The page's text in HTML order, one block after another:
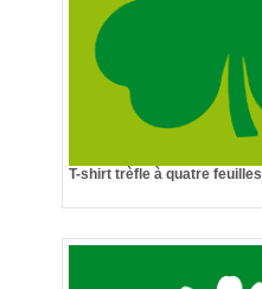
T-shirt trèfle à quatre feuilles